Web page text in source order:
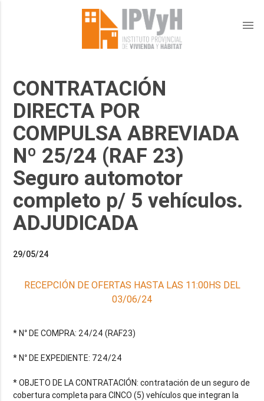
menu
CONTRATACIÓN
DIRECTA POR
COMPULSA ABREVIADA
Nº 25/24 (RAF 23)
Seguro automotor
completo p/ 5 vehículos.
ADJUDICADA
29/05/24
RECEPCIÓN DE OFERTAS HASTA LAS 11:00HS DEL
03/06/24
* N° DE COMPRA: 24/24 (RAF23)
* N° DE EXPEDIENTE: 724/24
* OBJETO DE LA CONTRATACIÓN: contratación de un seguro de
cobertura completa para CINCO (5) vehículos que integran la